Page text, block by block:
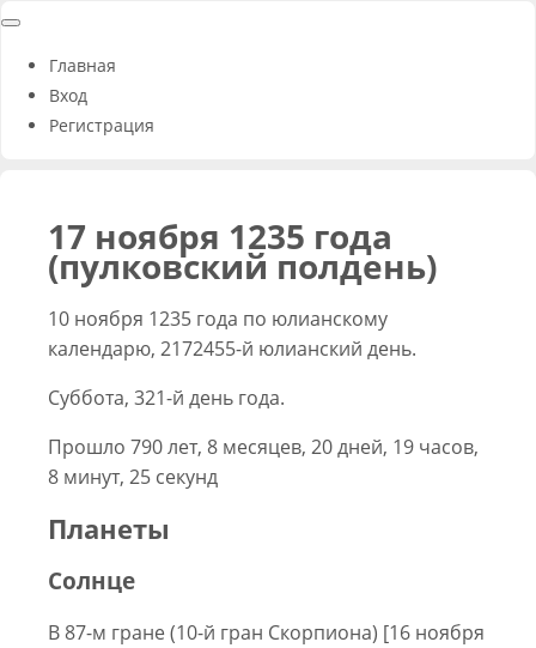
Главная
Вход
Регистрация
17 ноября 1235 года
(пулковский полдень)
10 ноября 1235 года по юлианскому
календарю, 2172455-й юлианский день.
Суббота, 321-й день года.
Прошло 790 лет, 8 месяцев, 20 дней, 19 часов,
8 минут, 25 секунд
Планеты
Солнце
В 87-м гране (10-й гран Скорпиона) [16 ноября